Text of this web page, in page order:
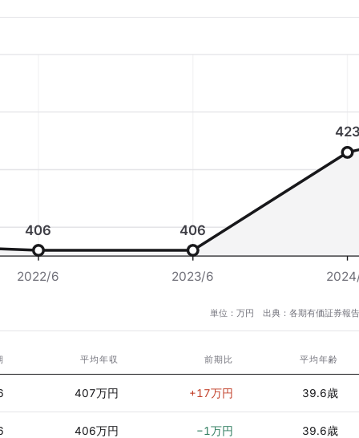
406 406
2022/6 2023/6
単位：万円 出典：各期有価証券報
平均年収 前期比 平均年齢
407万円 +17万円 39.6歳
406万円 −1万円 39.6歳